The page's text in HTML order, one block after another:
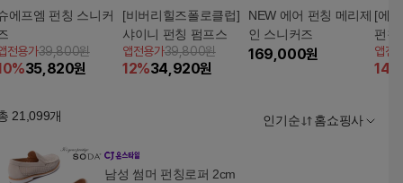
에프엠 펀칭 스니커
전용가39,800원
%35,820원
[비버리힐즈폴로클럽]
샤이니 펀칭 펌프스
앱전용가39,800원
12%34,920원
NEW 에어 펀칭 메리제
인 스니커즈
169,000원
[에
펀칭
앱전
14
21,099개 인기순 홈쇼핑사
남성 썸머 펀칭로퍼 2cm